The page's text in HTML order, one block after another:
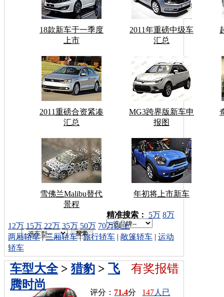
18款新车于一季度
上市
2011年重磅中级车
汇总
2011重磅合资紧凑
汇总
MG3跨界版新车申
报图
雪佛兰Malibu替代
景程
年初将上市新车
车型搜索：
精准搜索： 5万 8万
12万 15万 22万 35万 50万 70万以上
两厢轿车|三厢轿车|旅行轿车 | 敞篷轿车 | 运动
轿车
有奖报错
车型大全> 猎豹 > 飞
腾时尚
评分： 71.4分 147人已